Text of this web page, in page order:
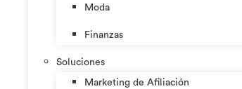
Moda
Finanzas
Soluciones
Marketing de Afiliación